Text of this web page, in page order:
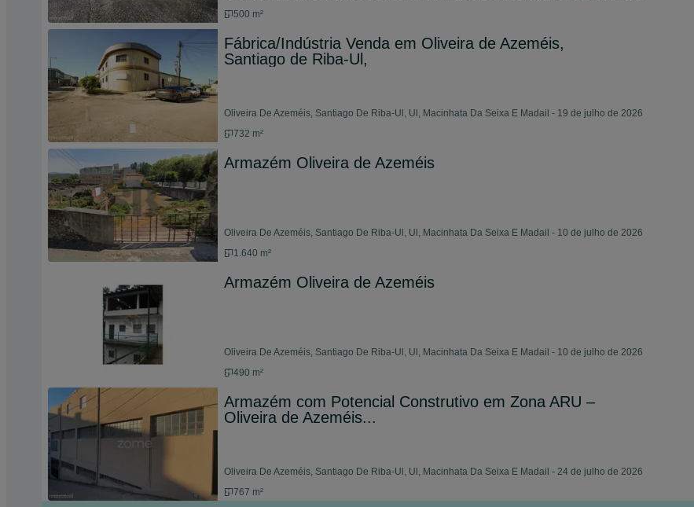
500 m²
Fábrica/Indústria Venda em Oliveira de Azeméis,
Santiago de Riba-Ul,
Oliveira De Azeméis, Santiago De Riba-Ul, Ul, Macinhata Da Seixa E Madail - 19 de julho de 2026
732 m²
Armazém Oliveira de Azeméis
Oliveira De Azeméis, Santiago De Riba-Ul, Ul, Macinhata Da Seixa E Madail - 10 de julho de 2026
1.640 m²
Armazém Oliveira de Azeméis
Oliveira De Azeméis, Santiago De Riba-Ul, Ul, Macinhata Da Seixa E Madail - 10 de julho de 2026
490 m²
Armazém com Potencial Construtivo em Zona ARU –
Oliveira de Azeméis...
Oliveira De Azeméis, Santiago De Riba-Ul, Ul, Macinhata Da Seixa E Madail - 24 de julho de 2026
767 m²